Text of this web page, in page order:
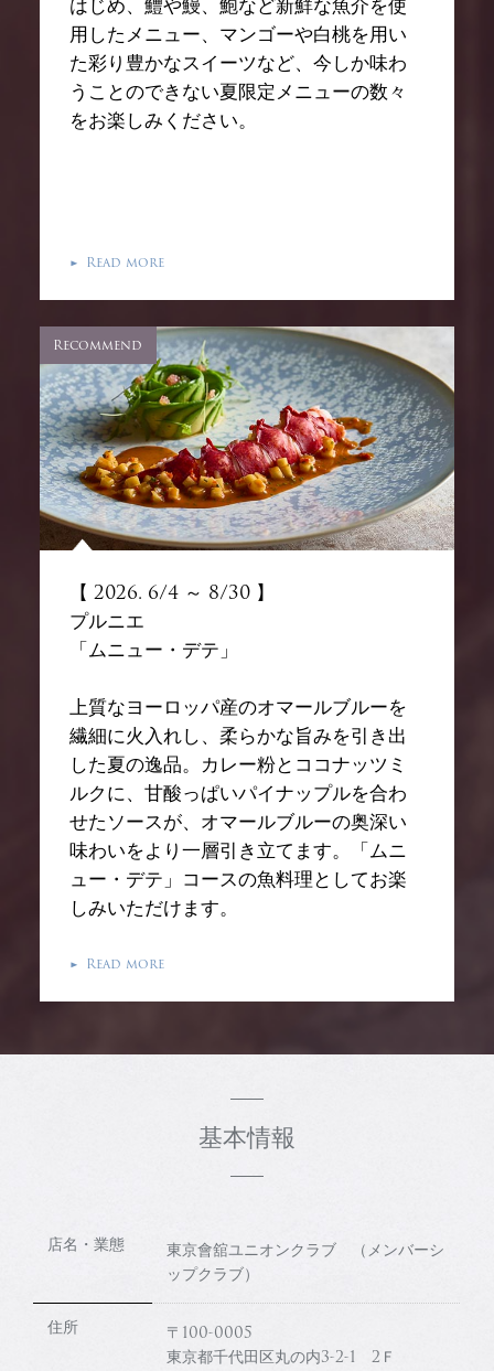
用したメニュー、マンゴーや白桃を用い
た彩り豊かなスイーツなど、今しか味わ
うことのできない夏限定メニューの数々
をお楽しみください。
▶ Read more
Recommend
【 2026. 6/4 ～ 8/30 】
プルニエ
「ムニュー・デテ」
上質なヨーロッパ産のオマールブルーを
繊細に火入れし、柔らかな旨みを引き出
した夏の逸品。カレー粉とココナッツミ
ルクに、甘酸っぱいパイナップルを合わ
せたソースが、オマールブルーの奥深い
味わいをより一層引き立てます。「ムニ
ュー・デテ」コースの魚料理としてお楽
しみいただけます。
▶ Read more
基本情報
店名・業態
東京會舘ユニオンクラブ （メンバーシ
ップクラブ）
住所
〒100-0005
東京都千代田区丸の内3-2-1 2Ｆ